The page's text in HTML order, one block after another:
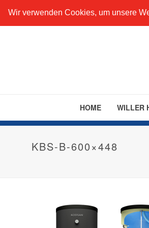
Wir verwenden Cookies, um unsere
+49 201 890 633 91
HOME WILLER
KBS-B-600×448